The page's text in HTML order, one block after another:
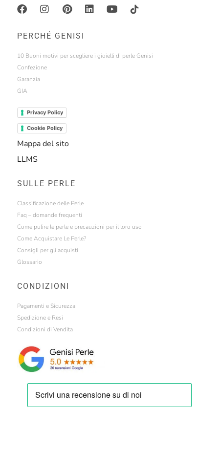
PERCHÉ GENISI
10 Buoni motivi per scegliere i gioielli di perle Genisi
Confezione
Garanzia
GIA
Privacy Policy
Cookie Policy
Mappa del sito
LLMS
SULLE PERLE
Classificazione delle Perle
Faq – domande frequenti
Come pulire le perle e precauzioni per il loro uso
Come Acquistare Le Perle?
Consigli per gli acquisti
Glossario
CONDIZIONI
Pagamenti e Sicurezza
Spedizione e Resi
Condizioni di Vendita